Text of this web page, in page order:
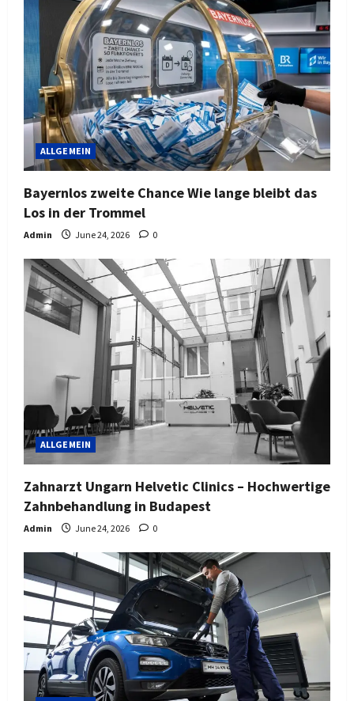
ALLGEMEIN
Bayernlos zweite Chance Wie lange bleibt das
Los in der Trommel
Admin June 24, 2026 0
ALLGEMEIN
Zahnarzt Ungarn Helvetic Clinics – Hochwertige
Zahnbehandlung in Budapest
Admin June 24, 2026 0